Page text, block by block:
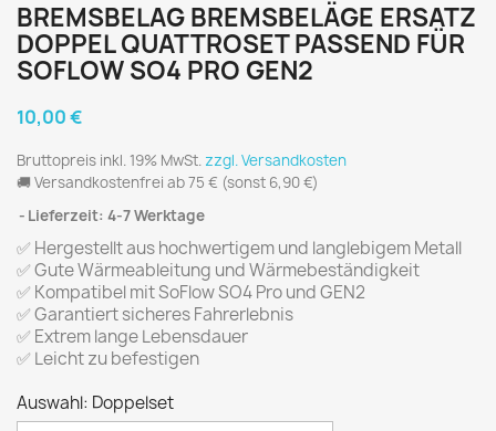
BREMSBELAG BREMSBELÄGE ERSATZ
DOPPEL QUATTROSET PASSEND FÜR
SOFLOW SO4 PRO GEN2
10,00 €
Bruttopreis inkl. 19% MwSt. zzgl. Versandkosten
🚚 Versandkostenfrei ab 75 € (sonst 6,90 €)
Lieferzeit: 4-7 Werktage
✅ Hergestellt aus hochwertigem und langlebigem Metall
✅Gute Wärmeableitung und Wärmebeständigkeit
✅ Kompatibel mit SoFlow SO4 Pro und GEN2
✅Garantiert sicheres Fahrerlebnis
✅ Extrem lange Lebensdauer
✅ Leicht zu befestigen
Auswahl: Doppelset